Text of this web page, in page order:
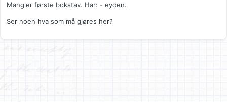
Mangler første bokstav. Har: - eyden.
Ser noen hva som må gjøres her?